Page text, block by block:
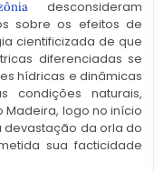
desconsideram
sobre os efeitos de
cientificizada de que
diferenciadas se
hídricas e dinâmicas
condições naturais,
Madeira, logo no início
devastação da orla do
sua facticidade